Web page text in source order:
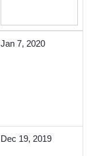
Jan 7, 2020
Dec 19, 2019